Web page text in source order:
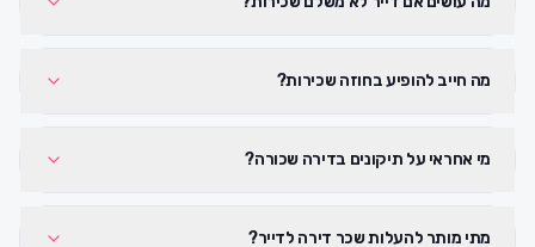
מה חייב להופיע בחוזה שכירות?
מי אחראי על תיקונים בדירה שכורה?
מתי מותר להעלות שכר דירה לדייר?